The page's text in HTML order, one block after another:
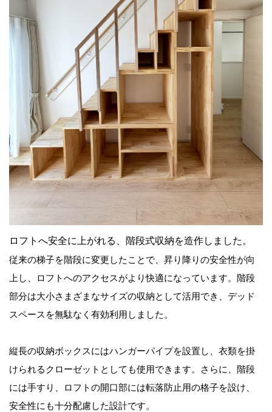
ロフトへ安全に上がれる、階段式収納を造作しました。
従来の梯子を階段に変更したことで、昇り降りの安全性が向
上し、ロフトへのアクセスがより快適になっています。階段
部分は大小さまざまなサイズの収納として活用でき、デッド
スペースを無駄なく有効利用しました。
縦長の収納ボックスにはハンガーパイプを設置し、衣類を掛
けられるクローゼットとしても使用できます。さらに、階段
には手すり、ロフトの開口部には転落防止用の格子を設け、
安全性にも十分配慮した設計です。